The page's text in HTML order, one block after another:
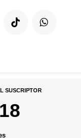
SUSCRIPTOR